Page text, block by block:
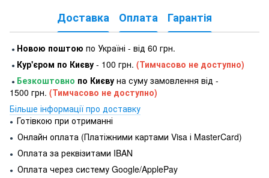
Доставка Оплата Гарантія
● Новою поштою по Україні - від 60 грн.
● Кур'єром по Києву - 100 грн. (Тимчасово не доступно)
● Безкоштовно по Києву на суму замовлення від -
1500 грн. (Тимчасово не доступно)
Більше інформації про доставку
● Готівкою при отриманні
● Онлайн оплата (Платіжними картами Visa і MasterCard)
● Оплата за реквізитами IBAN
● Оплата через систему Google/ApplePay